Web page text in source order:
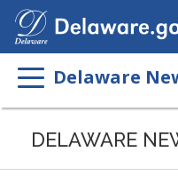
Delaware
DELAWARE